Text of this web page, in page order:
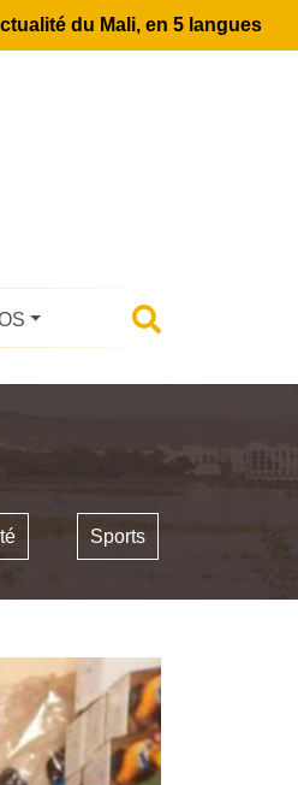
du Mali, en 5 langues
Sports